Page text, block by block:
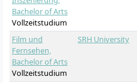
Bachelor of Arts
Vollzeitstudium
Film und
Fernsehen,
Bachelor of Arts
Vollzeitstudium
SRH University